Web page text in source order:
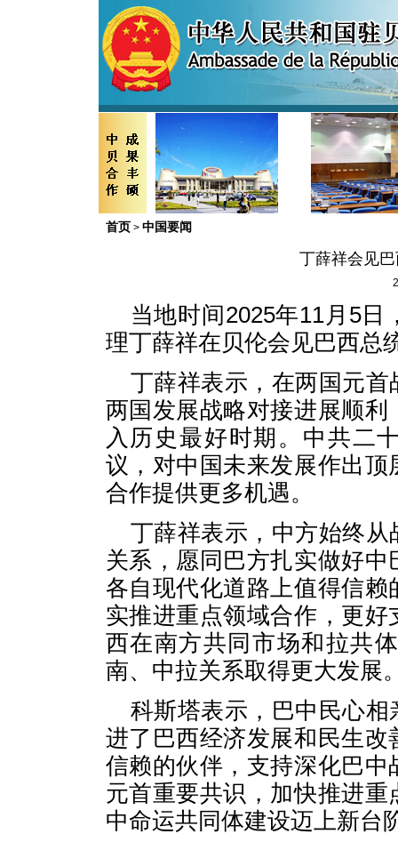
首页 > 中国要闻
丁薛祥会见
当地时间2025年11月5
理丁薛祥在贝伦会见巴西总
丁薛祥表示，在两国元
两国发展战略对接进展顺
入历史最好时期。中共二
议，对中国未来发展作出
合作提供更多机遇。
丁薛祥表示，中方始终
关系，愿同巴方扎实做好
各自现代化道路上值得信
实推进重点领域合作，更
西在南方共同市场和拉共
南、中拉关系取得更大发展
科斯塔表示，巴中民心
进了巴西经济发展和民生
信赖的伙伴，支持深化巴
元首重要共识，加快推进
中命运共同体建设迈上新台